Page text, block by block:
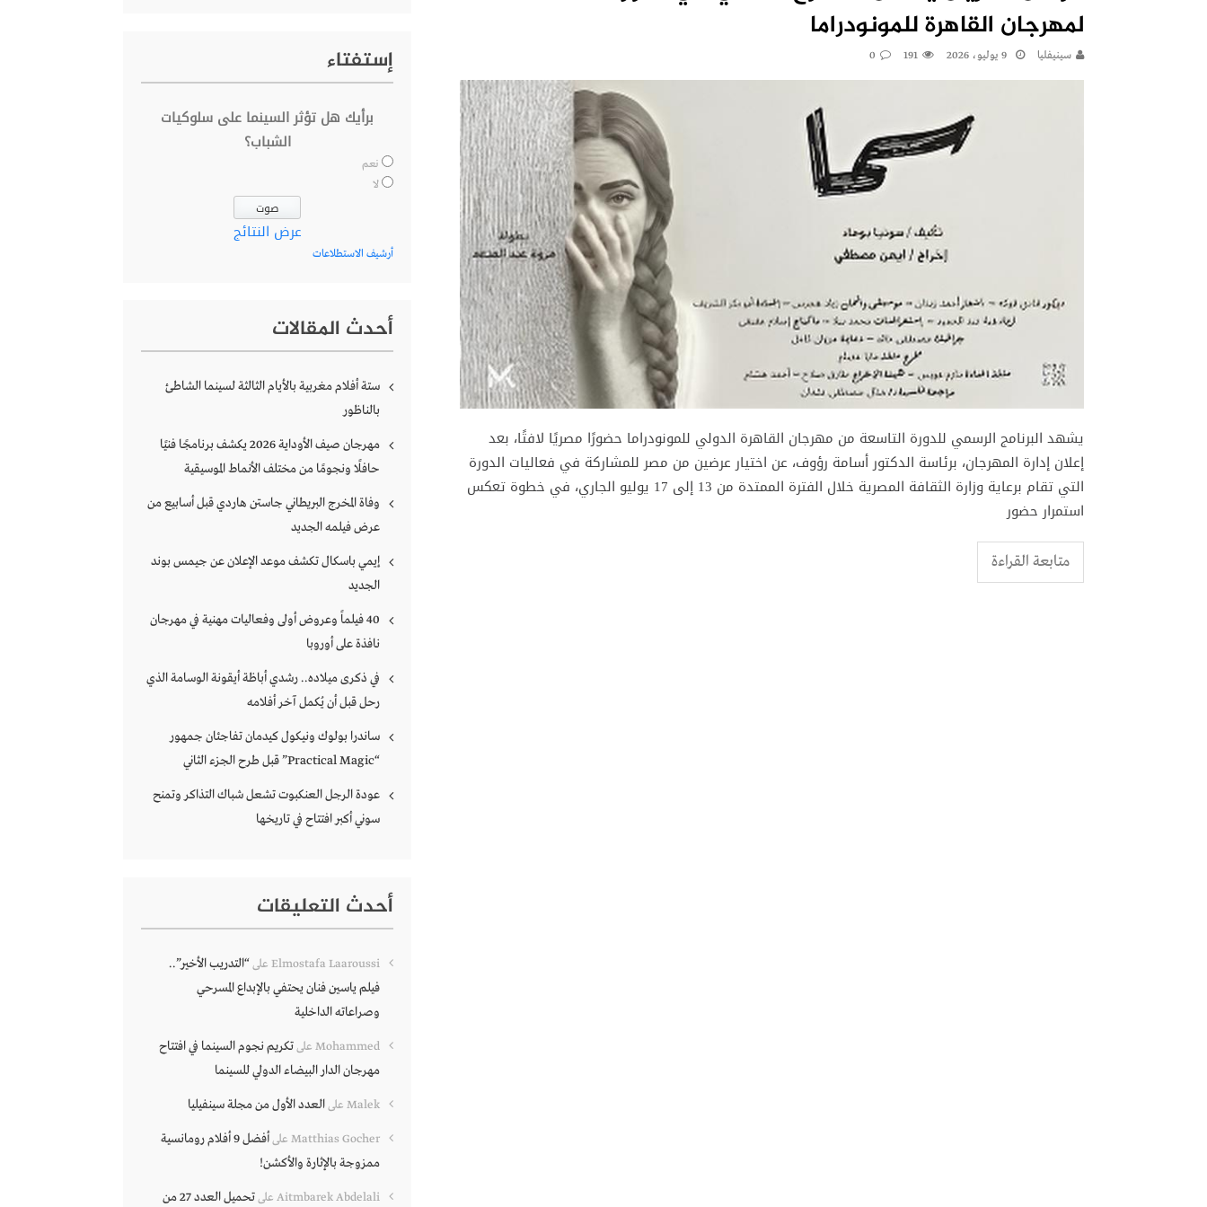
لمهرجان القاهرة للمونودراما
سينيفليا 9 يوليو، 2026 191
0
يشهد البرنامج الرسمي للدورة التاسعة من مهرجان القاهرة الدولي للمونودراما حضورًا مصريًا لافتًا، بعد
إعلان إدارة المهرجان، برئاسة الدكتور أسامة رؤوف، عن اختيار عرضين من مصر للمشاركة في فعاليات الدورة
التي تقام برعاية وزارة الثقافة المصرية خلال الفترة الممتدة من 13 إلى 17 يوليو الجاري، في خطوة تعكس
استمرار حضور
متابعة القراءة
إستفتاء
برأيك هل تؤثر السينما على سلوكيات
الشباب؟
نعم
لا
عرض النتائج
أرشيف الاستطلاعات
أحدث المقالات
ستة أفلام مغربية بالأيام الثالثة لسينما الشاطئ
بالناظور
مهرجان صيف الأوداية 2026 يكشف برنامجًا فنيًا
حافلًا ونجومًا من مختلف الأنماط الموسيقية
وفاة المخرج البريطاني جاستن هاردي قبل أسابيع من
عرض فيلمه الجديد
إيمي باسكال تكشف موعد الإعلان عن جيمس بوند
الجديد
40 فيلماً وعروض أولى وفعاليات مهنية في مهرجان
نافذة على أوروبا
في ذكرى ميلاده.. رشدي أباظة أيقونة الوسامة الذي
رحل قبل أن يُكمل آخر أفلامه
ساندرا بولوك ونيكول كيدمان تفاجئان جمهور
“Practical Magic” قبل طرح الجزء الثاني
عودة الرجل العنكبوت تشعل شباك التذاكر وتمنح
سوني أكبر افتتاح في تاريخها
أحدث التعليقات
Elmostafa Laaroussi على“التدريب الأخير”..
فيلم ياسين فنان يحتفي بالإبداع المسرحي
وصراعاته الداخلية
Mohammed علىتكريم نجوم السينما في افتتاح
مهرجان الدار البيضاء الدولي للسينما
Malek علىالعدد الأول من مجلة سينفيليا
Matthias Gocher على
أفضل 9 أفلام رومانسية
ممزوجة بالإثارة والأكشن!
Aitmbarek Abdelali على
تحميل العدد 27 من